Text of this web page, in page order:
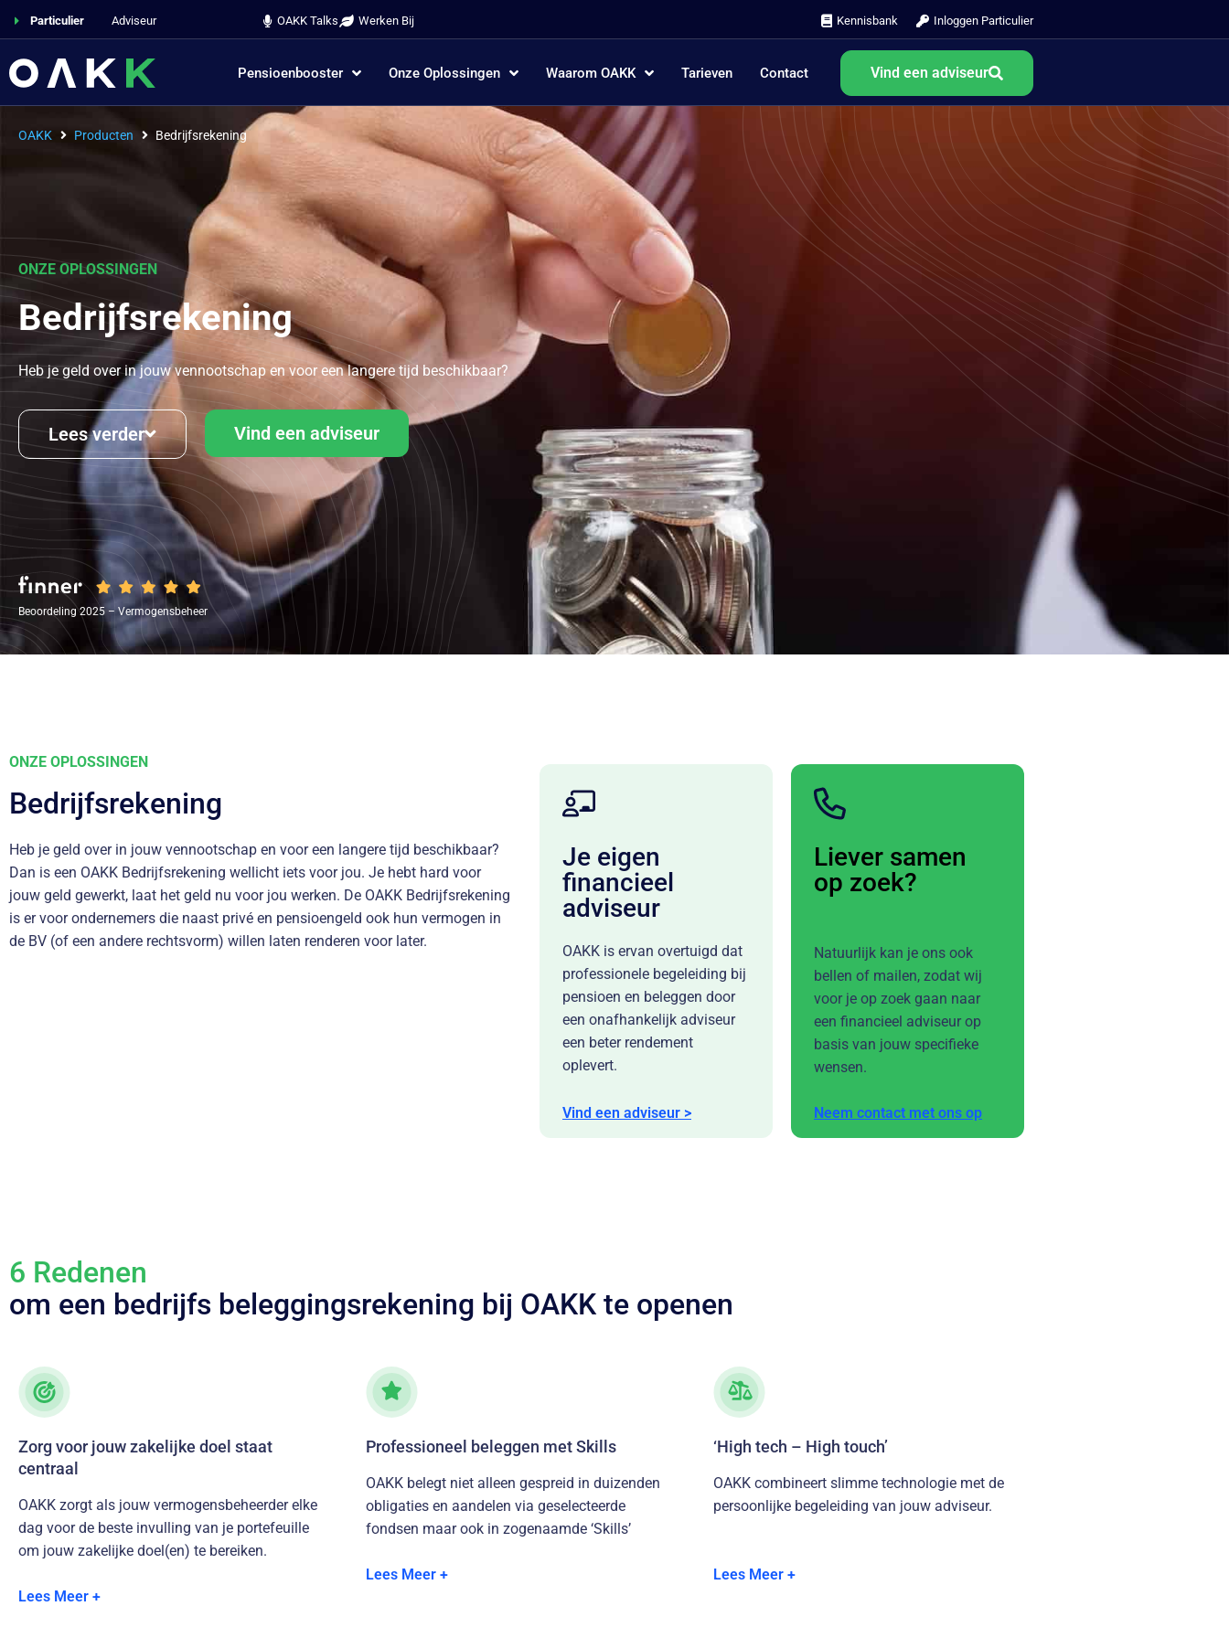
Particulier Adviseur OAKK Talks Werken Bij Kennisbank Inloggen Particulier
Pensioenbooster Onze Oplossingen Waarom OAKK Tarieven Contact Vind een adviseur
OAKK Producten Bedrijfsrekening
ONZE OPLOSSINGEN
Bedrijfsrekening
Heb je geld over in jouw vennootschap en voor een langere tijd beschikbaar?
Lees verder Vind een adviseur
Beoordeling 2025 – Vermogensbeheer
ONZE OPLOSSINGEN
Bedrijfsrekening
Heb je geld over in jouw vennootschap en voor een langere tijd beschikbaar?
Dan is een OAKK Bedrijfsrekening wellicht iets voor jou. Je hebt hard voor
jouw geld gewerkt, laat het geld nu voor jou werken. De OAKK Bedrijfsrekening
is er voor ondernemers die naast privé en pensioengeld ook hun vermogen in
de BV (of een andere rechtsvorm) willen laten renderen voor later.
Je eigen
financieel
adviseur
OAKK is ervan overtuigd dat
professionele begeleiding bij
pensioen en beleggen door
een onafhankelijk adviseur
een beter rendement
oplevert.
Vind een adviseur >
Liever samen
op zoek?
Natuurlijk kan je ons ook
bellen of mailen, zodat wij
voor je op zoek gaan naar
een financieel adviseur op
basis van jouw specifieke
wensen.
Neem contact met ons op
6 Redenen
om een bedrijfs beleggingsrekening bij OAKK te openen
Zorg voor jouw zakelijke doel staat
centraal
OAKK zorgt als jouw vermogensbeheerder elke
dag voor de beste invulling van je portefeuille
om jouw zakelijke doel(en) te bereiken.
Jouw financieel adviseur geeft je inzicht in de
Lees Meer +
Professioneel beleggen met Skills
OAKK belegt niet alleen gespreid in duizenden
obligaties en aandelen via geselecteerde
fondsen maar ook in zogenaamde ‘Skills’
Juist de vaardigheden, de gebruikte
Lees Meer +
‘High tech – High touch’
OAKK combineert slimme technologie met de
persoonlijke begeleiding van jouw adviseur.
en OAKK: de vertrouwensadviseur van de klant,
Lees Meer +